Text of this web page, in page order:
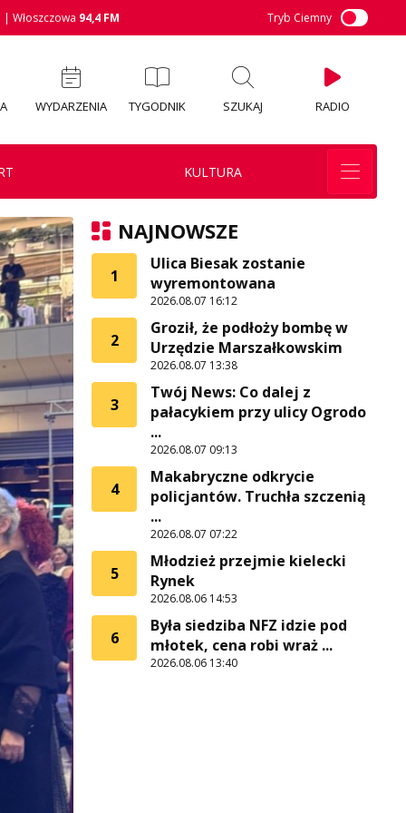
| Włoszczowa 94,4 FM Tryb Ciemny
WYDARZENIA TYGODNIK SZUKAJ RADIO
KULTURA
NAJNOWSZE
1
Ulica Biesak zostanie
wyremontowana
2026.08.07 16:12
2
Groził, że podłoży bombę w
Urzędzie Marszałkowskim
2026.08.07 13:38
3
Twój News: Co dalej z
pałacykiem przy ulicy Ogrodo
...
2026.08.07 09:13
4
Makabryczne odkrycie
policjantów. Truchła szczenią
...
2026.08.07 07:22
5
Młodzież przejmie kielecki
Rynek
2026.08.06 14:53
6
Była siedziba NFZ idzie pod
młotek, cena robi wraż ...
2026.08.06 13:40